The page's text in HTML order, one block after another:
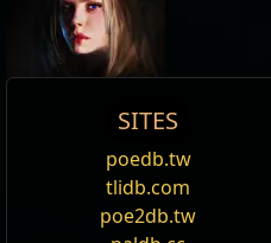
Voie de la
Ascendance:
Scion
The daughter of corrupt
SITES
poedb.tw
tlidb.com
poe2db.tw